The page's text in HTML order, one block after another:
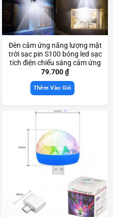
Đèn cảm ứng năng lượng mặt
trời sạc pin S100 bóng led sạc
tích điện chiếu sáng cảm ứng
thông minh Scd3530
79.700₫
Thêm Vào Giỏ